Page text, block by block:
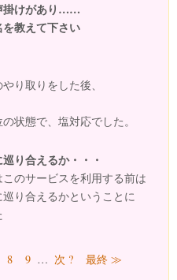
掛けがあり……
教えて下さい
り取りをした後、
状態で、塩対応でした。
り合えるか・・・
のサービスを利用する前は
り合えるかということに
8 9 … 次 ? 最終 ≫